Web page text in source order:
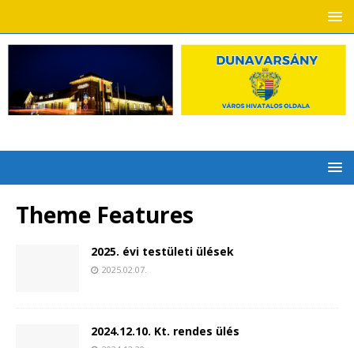
Theme Features
2025. évi testületi ülések
2025.02.07.
2024.12.10. Kt. rendes ülés